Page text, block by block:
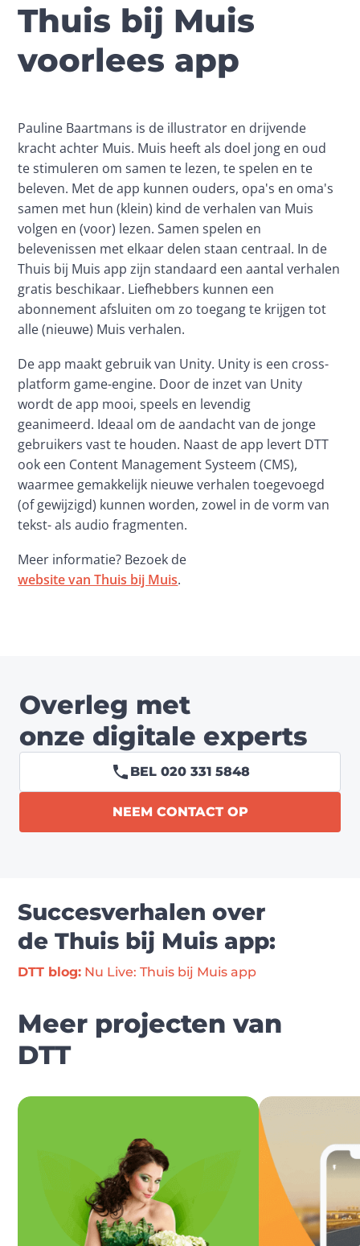
Thuis bij Muis
voorlees app
Pauline Baartmans is de illustrator en drijvende
kracht achter Muis. Muis heeft als doel jong en oud
te stimuleren om samen te lezen, te spelen en te
beleven. Met de app kunnen ouders, opa's en oma's
samen met hun (klein) kind de verhalen van Muis
volgen en (voor) lezen. Samen spelen en
belevenissen met elkaar delen staan centraal. In de
Thuis bij Muis app zijn standaard een aantal verhalen
gratis beschikaar. Liefhebbers kunnen een
abonnement afsluiten om zo toegang te krijgen tot
alle (nieuwe) Muis verhalen.
De app maakt gebruik van Unity. Unity is een cross-
platform game-engine. Door de inzet van Unity
wordt de app mooi, speels en levendig
geanimeerd. Ideaal om de aandacht van de jonge
gebruikers vast te houden. Naast de app levert DTT
ook een Content Management Systeem (CMS),
waarmee gemakkelijk nieuwe verhalen toegevoegd
(of gewijzigd) kunnen worden, zowel in de vorm van
tekst- als audio fragmenten.
Meer informatie? Bezoek de
website van Thuis bij Muis.
Overleg met
onze digitale experts
BEL 020 331 5848
NEEM CONTACT OP
Succesverhalen over
de Thuis bij Muis app:
DTT blog: Nu Live: Thuis bij Muis app
Meer projecten van
DTT